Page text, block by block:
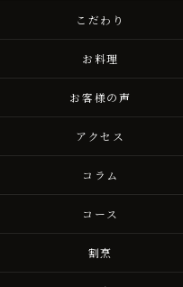
こだわり
お料理
お客様の声
アクセス
コラム
コース
割烹